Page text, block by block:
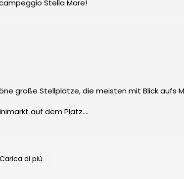
Stella Mare!
große Stellplätze, die meisten mit Blick aufs
und Minimarkt auf dem Platz.
Carica di più